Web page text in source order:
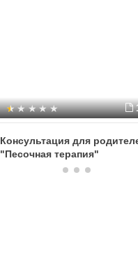
Консультация для
"Песочная терапия"